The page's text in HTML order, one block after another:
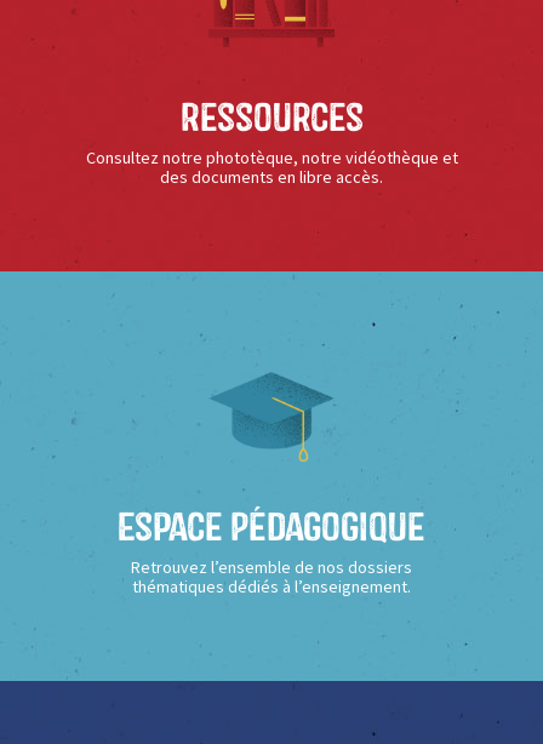
Ressources
Consultez notre phototèque, notre vidéothèque et
des documents en libre accès.
Espace Pédagogique
Retrouvez l’ensemble de nos dossiers
thématiques dédiés à l’enseignement.